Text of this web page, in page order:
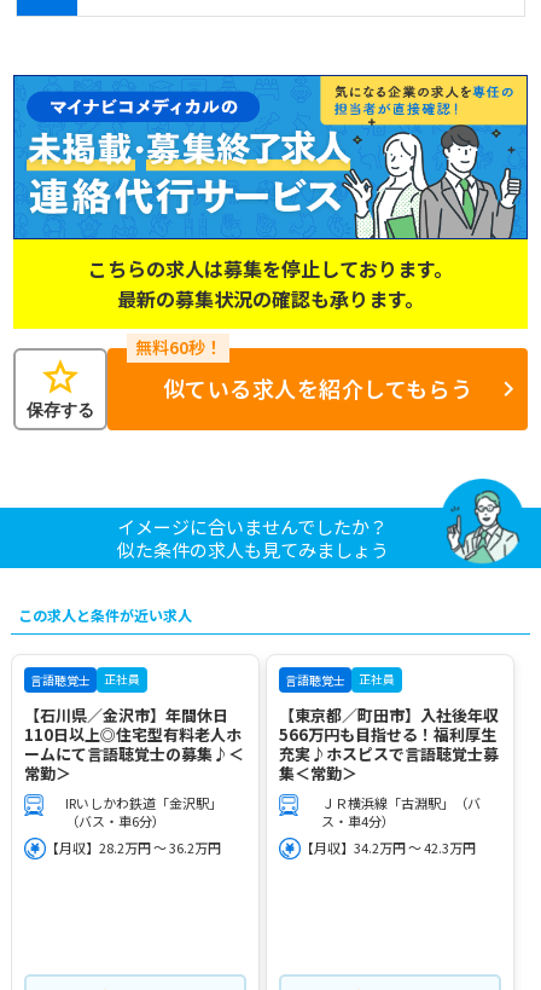
こちらの求人は募集を停止しております。
最新の募集状況の確認も承ります。
star
保存する
似ている求人を紹介してもらう
イメージに合いませんでしたか？
似た条件の求人も見てみましょう
この求人と条件が近い求人
言語聴覚士 正社員
【石川県／金沢市】年間休日
110日以上◎住宅型有料老人ホ
ームにて言語聴覚士の募集♪＜
常勤＞
IRいしかわ鉄道「金沢駅」
（バス・車6分）
【月収】28.2万円 ～ 36.2万円
言語聴覚士 正社員
【東京都／町田市】入社後年収
566万円も目指せる！福利厚生
充実♪ホスピスで言語聴覚士募
集＜常勤＞
ＪＲ横浜線「古淵駅」（バ
ス・車4分）
【月収】34.2万円 ～ 42.3万円